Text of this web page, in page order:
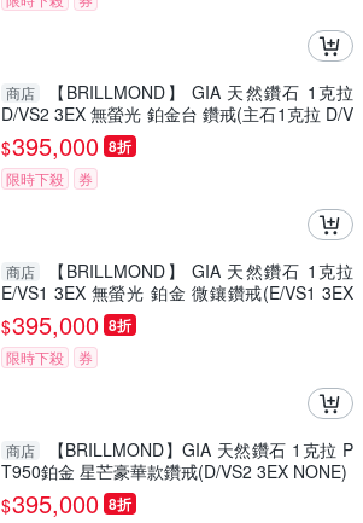
商店
【BRILLMOND】 GIA 天然鑽石 1克拉
D/VS2 3EX 無螢光 鉑金台 鑽戒(主石1克拉 D/V
S2 3EX NONE PT950鉑金台)
$395,000 8折
限時下殺 券
商店
【BRILLMOND】 GIA 天然鑽石 1克拉
E/VS1 3EX 無螢光 鉑金 微鑲鑽戒(E/VS1 3EX
NONE PT950鉑金台)
$395,000 8折
限時下殺 券
商店
【BRILLMOND】GIA 天然鑽石 1克拉 P
T950鉑金 星芒豪華款鑽戒(D/VS2 3EX NONE)
$395,000 8折